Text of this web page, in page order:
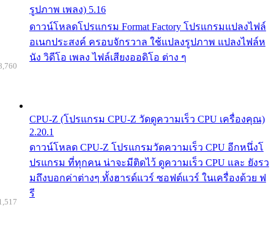
รูปภาพ เพลง) 5.16
ดาวน์โหลดโปรแกรม Format Factory โปรแกรมแปลงไฟล์
อเนกประสงค์ ครอบจักรวาล ใช้แปลงรูปภาพ แปลงไฟล์ห
นัง วิดีโอ เพลง ไฟล์เสียงออดิโอ ต่าง ๆ
CPU-Z (โปรแกรม CPU-Z วัดดูความเร็ว CPU เครื่องคุณ)
2.20.1
ดาวน์โหลด CPU-Z โปรแกรมวัดความเร็ว CPU อีกหนึ่งโ
ปรแกรม ที่ทุกคน น่าจะมีติดไว้ ดูความเร็ว CPU และ ยังรว
มถึงบอกค่าต่างๆ ทั้งฮารด์แวร์ ซอฟต์แวร์ ในเครื่องด้วย ฟ
รี